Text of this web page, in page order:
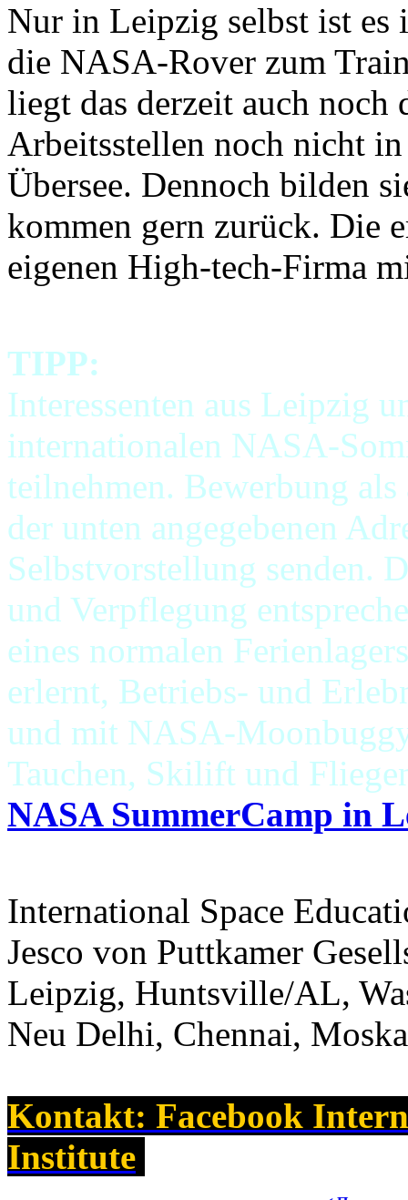
Nur in Leipzig selbst ist es
die NASA-Rover zum
liegt das derzeit auch noch
Arbeitsstellen noch nicht
Übersee. Dennoch bilden
kommen gern zurück. Die
eigenen High-tech-Firma
TIPP:
Interessenten aus Leipzig
internationalen NASA-
teilnehmen. Bewerbung
der unten angegebenen
Selbstvorstellung senden.
und Verpflegung
eines normalen
erlernt, Betriebs- und
und mit NASA-
Tauchen, Skilift und
NASA SummerCamp in
International Space
Jesco von Puttkamer
Leipzig, Huntsville/AL,
Neu Delhi, Chennai,
Kontakt: Facebook
Institute